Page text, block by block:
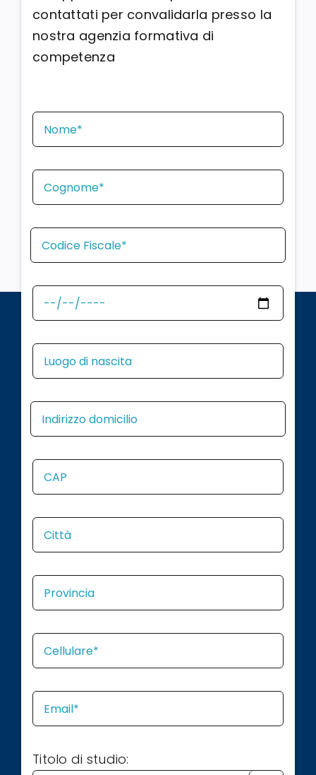
contattati per convalidarla presso la
nostra agenzia formativa di
competenza
Titolo di studio: